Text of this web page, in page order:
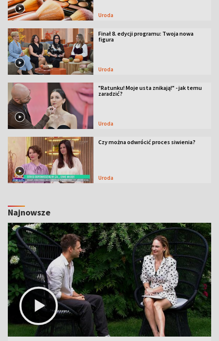
Uroda
Finał 8. edycji programu: Twoja nowa
figura
Uroda
"Ratunku! Moje usta znikają!" - jak temu
zaradzić?
Uroda
Czy można odwrócić proces siwienia?
Uroda
Najnowsze